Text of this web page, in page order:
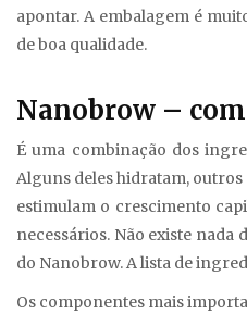
apontar. A embalagem é
de boa qualidade.
Nanobrow –
É uma combinação dos
Alguns deles hidratam,
estimulam o crescimento
necessários. Não existe nada
do Nanobrow. A lista de
Os componentes mais